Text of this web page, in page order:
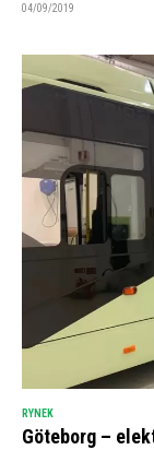
04/09/2019
RYNEK
Göteborg –